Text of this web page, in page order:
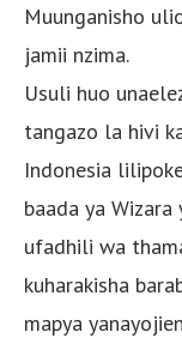
Muunganisho
jamii nzima.
Usuli huo
tangazo la hivi
Indonesia
baada ya
ufadhili wa
kuharakisha
mapya